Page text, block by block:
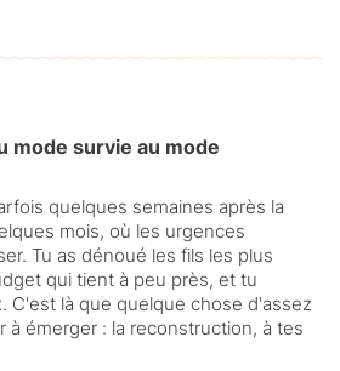
mode survie au mode
quelques semaines après la
mois, où les urgences
Tu as dénoué les fils les plus
qui tient à peu près, et tu
C'est là que quelque chose d'assez
à émerger : la reconstruction, à tes